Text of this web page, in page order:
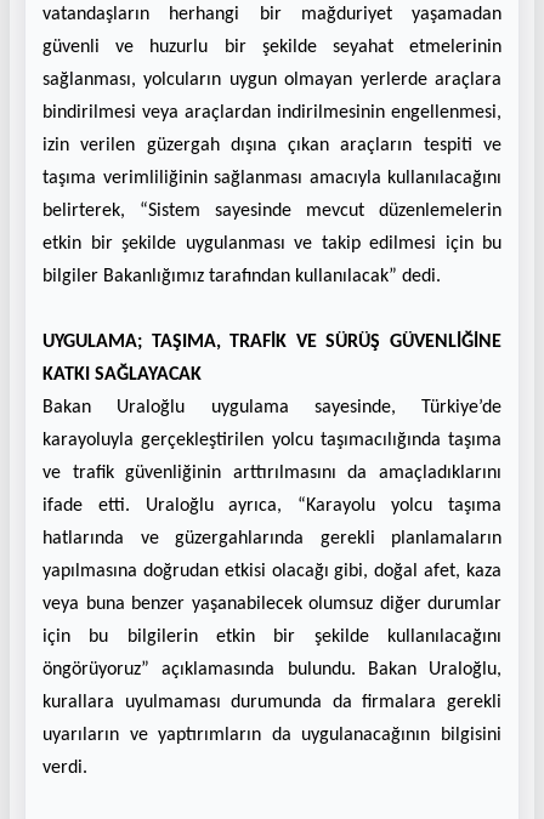
vatandaşların herhangi bir mağduriyet yaşamadan
güvenli ve huzurlu bir şekilde seyahat etmelerinin
sağlanması, yolcuların uygun olmayan yerlerde araçlara
bindirilmesi veya araçlardan indirilmesinin engellenmesi,
izin verilen güzergah dışına çıkan araçların tespiti ve
taşıma verimliliğinin sağlanması amacıyla kullanılacağını
belirterek, “Sistem sayesinde mevcut düzenlemelerin
etkin bir şekilde uygulanması ve takip edilmesi için bu
bilgiler Bakanlığımız tarafından kullanılacak” dedi.
UYGULAMA; TAŞIMA, TRAFİK VE SÜRÜŞ GÜVENLİĞİNE
KATKI SAĞLAYACAK
Bakan Uraloğlu uygulama sayesinde, Türkiye’de
karayoluyla gerçekleştirilen yolcu taşımacılığında taşıma
ve trafik güvenliğinin arttırılmasını da amaçladıklarını
ifade etti. Uraloğlu ayrıca, “Karayolu yolcu taşıma
hatlarında ve güzergahlarında gerekli planlamaların
yapılmasına doğrudan etkisi olacağı gibi, doğal afet, kaza
veya buna benzer yaşanabilecek olumsuz diğer durumlar
için bu bilgilerin etkin bir şekilde kullanılacağını
öngörüyoruz” açıklamasında bulundu. Bakan Uraloğlu,
kurallara uyulmaması durumunda da firmalara gerekli
uyarıların ve yaptırımların da uygulanacağının bilgisini
verdi.